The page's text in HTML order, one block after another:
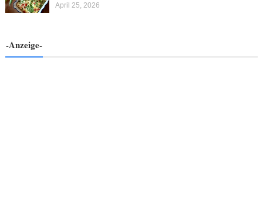
April 25, 2026
-Anzeige-